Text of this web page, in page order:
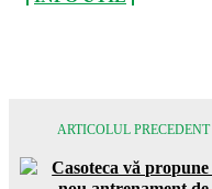
ARTICOLUL PRECEDENT